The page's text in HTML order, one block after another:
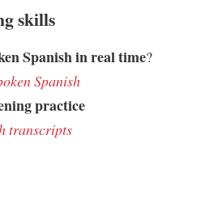
skills
Spanish in real time?
Spanish
practice
transcripts